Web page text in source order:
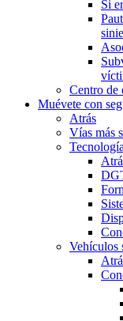
Si
Centro de
Muévete con
Atrás
Vías más
Vehículos